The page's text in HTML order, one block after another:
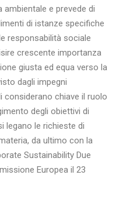
e prevede di
di istanze specifiche
responsabilità sociale
crescente importanza
giusta ed equa verso la
dagli impegni
considerano chiave il ruolo
degli obiettivi di
legano le richieste di
da ultimo con la
Sustainability Due
Europea il 23